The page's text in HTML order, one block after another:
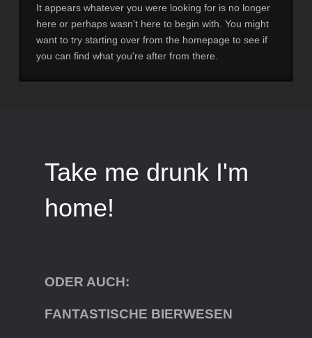
It appears whatever you were looking for is no longer
here or perhaps wasn't here to begin with. You might
want to try starting over from the homepage to see if
you can find what you're after from there.
Take me drunk I'm
home!
ODER AUCH:
FANTASTISCHE BIERWESEN